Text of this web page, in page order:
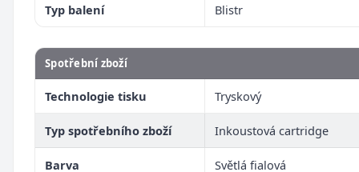
Typ balení Blistr
Spotřební zboží
Technologie tisku Tryskový
Typ spotřebního zboží Inkoustová cartridge
Barva Světlá fialová